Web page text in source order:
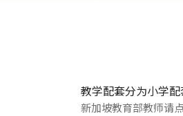
教学配套分为小学
新加坡教育部教师请